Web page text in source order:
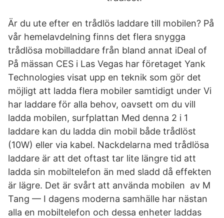
Är du ute efter en trådlös laddare till mobilen? På
vår hemelavdelning finns det flera snygga
trådlösa mobilladdare från bland annat iDeal of
På mässan CES i Las Vegas har företaget Yank
Technologies visat upp en teknik som gör det
möjligt att ladda flera mobiler samtidigt under Vi
har laddare för alla behov, oavsett om du vill
ladda mobilen, surfplattan Med denna 2 i 1
laddare kan du ladda din mobil både trådlöst
(10W) eller via kabel. Nackdelarna med trådlösa
laddare är att det oftast tar lite längre tid att
ladda sin mobiltelefon än med sladd då effekten
är lägre. Det är svårt att använda mobilen av M
Tang — I dagens moderna samhälle har nästan
alla en mobiltelefon och dessa enheter laddas